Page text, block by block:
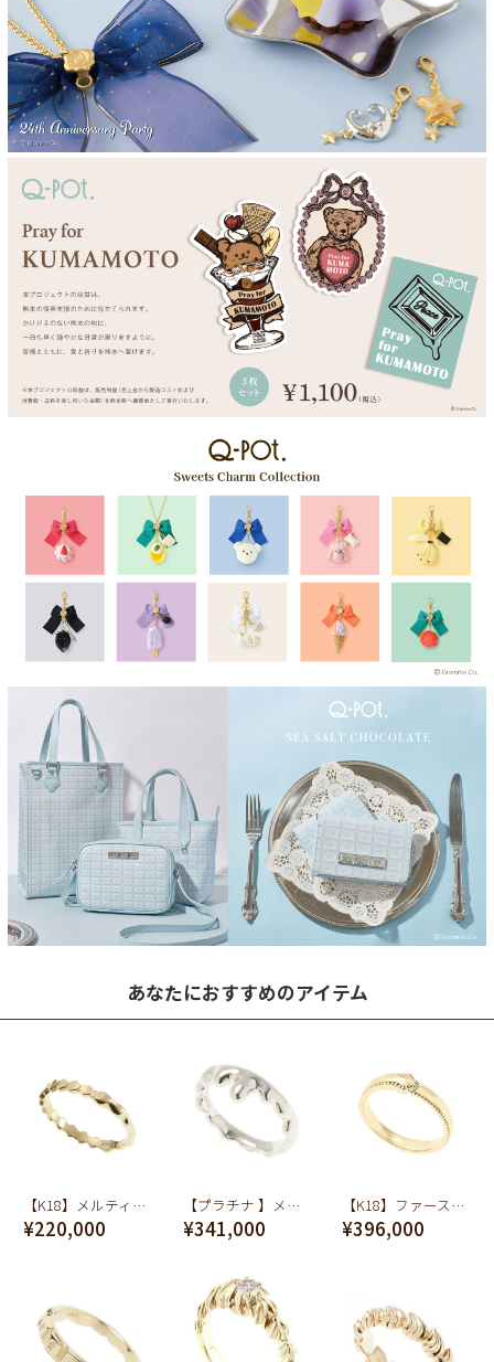
あなたにおすすめのアイテム
【K18】メルティーハニー リング【オーダージュエリー】【受注予約】
¥220,000
【プラチナ 】メルト リング【オーダージュエリー】【受注予約】
¥341,000
【K18】ファーストバイトフォーク リング【オーダージュエリー】【受注予約】
¥396,000